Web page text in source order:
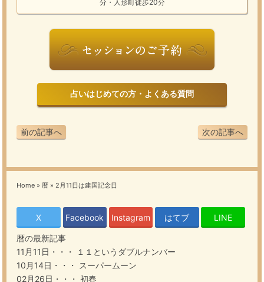
分・人形町徒歩20分
占いはじめての方・よくある質問
次の記事へ
前の記事へ
Home » 暦 » 2月11日は建国記念日
X Facebook Instagram はてブ LINE
暦の最新記事
11月11日・・・
１１というダブルナンバー
10月14日・・・
スーパームーン
02月26日・・・ 初春